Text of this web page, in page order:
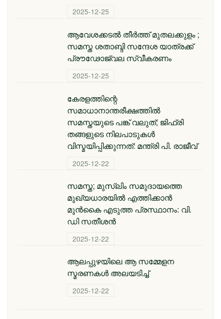
2025-12-25
ആവേശക്കടൽ തീർത്ത് മുതലക്കുളം ;
സമസ്ത ശതാബ്ദി സന്ദേശ യാത്രക്ക്
പ്രൗഢോജ്വല സ്വീകരണം
2025-12-25
കേരളത്തിന്റെ
സമാധാനാന്തരീക്ഷത്തിൽ
സമസ്തയുടെ പങ്ക് വലുത്; ജിഫ്‌രി
തങ്ങളുടെ നിലപാടുകൾ
വിസ്മയിപ്പിക്കുന്നത്: മന്ത്രി പി. രാജീവ്
2025-12-22
സമസ്ത; മുസ്ലിം സമുദായത്തെ
മുഖ്യധാരയിൽ എത്തിക്കാൻ
മുൻകൈ എടുത്ത പ്രസ്ഥാനം: വി.
ഡി സതീശൻ
2025-12-22
ആലപ്പുഴയിലെ ആ സമ്മേളന
സ്മരണകൾ അലയടിച്ച്
2025-12-22